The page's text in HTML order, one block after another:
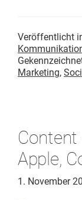
Veröffentlicht
Marketing,
Apple,
1. November